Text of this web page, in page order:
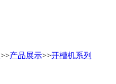
>>产品展示>>开槽机系列